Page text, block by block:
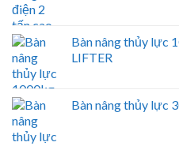
Bàn nâng thủy lực
LIFTER
Bàn nâng thủy lực